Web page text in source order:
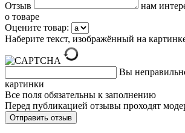
Отзыв
нам
о товаре
Оцените товар:
Наберите текст, изображённый на
Вы
картинки
Все поля обязательны к заполнению
Перед публикацией отзывы проходят